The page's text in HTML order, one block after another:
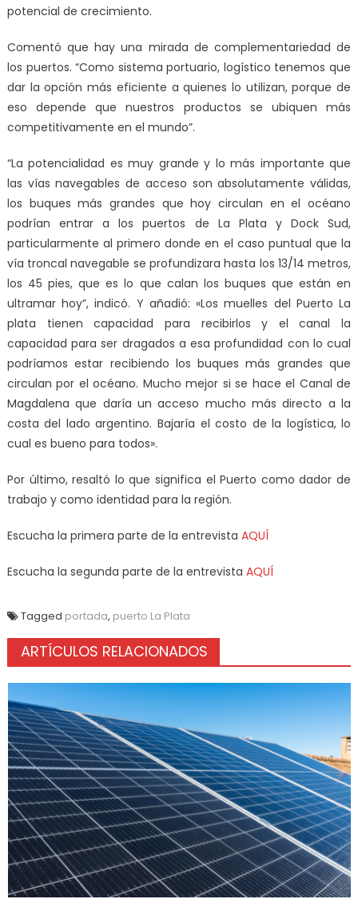
potencial de crecimiento.
Comentó que hay una mirada de complementariedad de
los puertos. “Como sistema portuario, logístico tenemos que
dar la opción más eficiente a quienes lo utilizan, porque de
eso depende que nuestros productos se ubiquen más
competitivamente en el mundo”.
“La potencialidad es muy grande y lo más importante que
las vías navegables de acceso son absolutamente válidas,
los buques más grandes que hoy circulan en el océano
podrían entrar a los puertos de La Plata y Dock Sud,
particularmente al primero donde en el caso puntual que la
vía troncal navegable se profundizara hasta los 13/14 metros,
los 45 pies, que es lo que calan los buques que están en
ultramar hoy”, indicó. Y añadió: «Los muelles del Puerto La
plata tienen capacidad para recibirlos y el canal la
capacidad para ser dragados a esa profundidad con lo cual
podríamos estar recibiendo los buques más grandes que
circulan por el océano. Mucho mejor si se hace el Canal de
Magdalena que daría un acceso mucho más directo a la
costa del lado argentino. Bajaría el costo de la logística, lo
cual es bueno para todos».
Por último, resaltó lo que significa el Puerto como dador de
trabajo y como identidad para la región.
Escucha la primera parte de la entrevista AQUÍ
Escucha la segunda parte de la entrevista AQUÍ
Tagged portada, puerto La Plata
ARTÍCULOS RELACIONADOS